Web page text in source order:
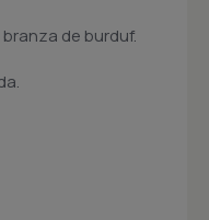
de burduf.